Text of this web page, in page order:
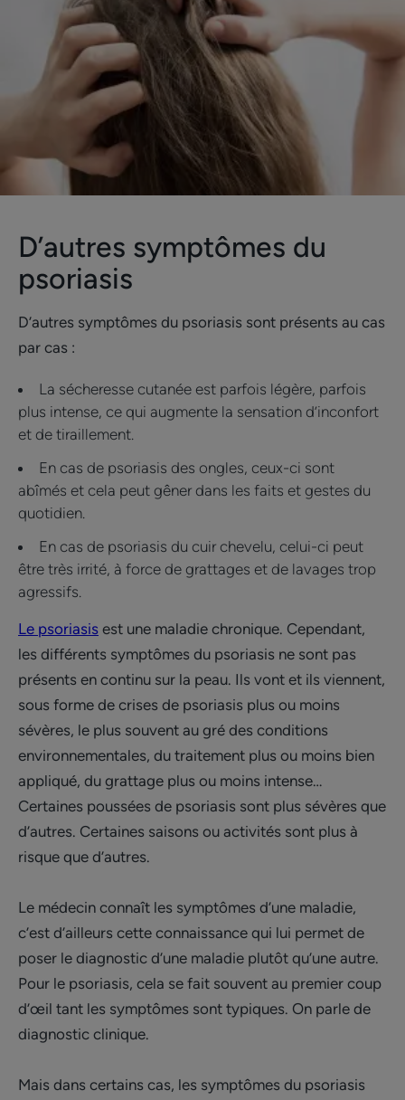
D’autres symptômes du
psoriasis
D’autres symptômes du psoriasis sont présents au cas
par cas :
La sécheresse cutanée est parfois légère, parfois
plus intense, ce qui augmente la sensation d’inconfort
et de tiraillement.
En cas de psoriasis des ongles, ceux-ci sont
abîmés et cela peut gêner dans les faits et gestes du
quotidien.
En cas de psoriasis du cuir chevelu, celui-ci peut
être très irrité, à force de grattages et de lavages trop
agressifs.
Le psoriasis est une maladie chronique. Cependant,
les différents symptômes du psoriasis ne sont pas
présents en continu sur la peau. Ils vont et ils viennent,
sous forme de crises de psoriasis plus ou moins
sévères, le plus souvent au gré des conditions
environnementales, du traitement plus ou moins bien
appliqué, du grattage plus ou moins intense…
Certaines poussées de psoriasis sont plus sévères que
d’autres. Certaines saisons ou activités sont plus à
risque que d’autres.
Le médecin connaît les symptômes d’une maladie,
c’est d’ailleurs cette connaissance qui lui permet de
poser le diagnostic d’une maladie plutôt qu’une autre.
Pour le psoriasis, cela se fait souvent au premier coup
d’œil tant les symptômes sont typiques. On parle de
diagnostic clinique.
Mais dans certains cas, les symptômes du psoriasis